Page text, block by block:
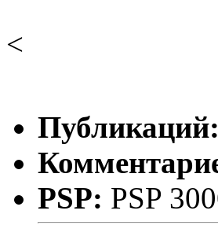
<
Публикаций:
PSP: PSP